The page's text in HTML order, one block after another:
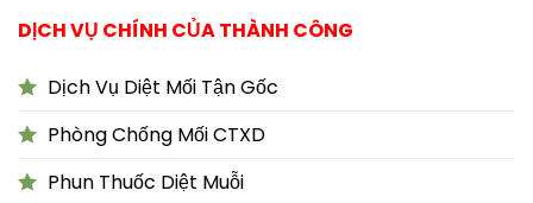
DỊCH VỤ CHÍNH CỦA THÀNH CÔNG
Dịch Vụ Diệt Mối Tận Gốc
Phòng Chống Mối CTXD
Phun Thuốc Diệt Muỗi